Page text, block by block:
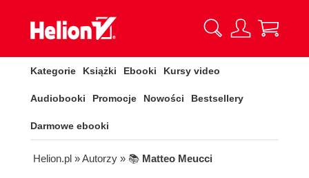
Kategorie Książki Ebooki Kursy video
Audiobooki Promocje Nowości Bestsellery
Darmowe ebooki
Helion.pl » Autorzy » 📚 Matteo Meucci